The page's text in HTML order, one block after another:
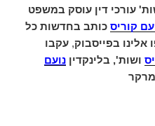
עורכי דין עוסק במשפט
קוריס כותב בחדשות כל
אלינו בפייסבוק, עקבו
ושות', בלינקדין נועם